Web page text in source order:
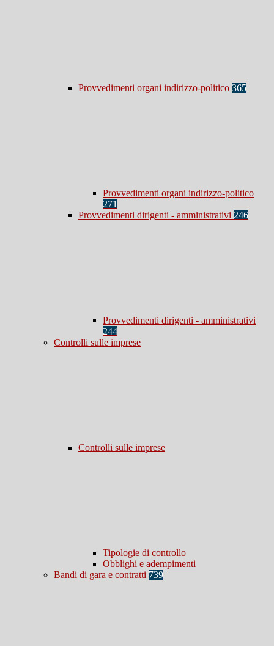
Provvedimenti organi indirizzo-politico 365
Provvedimenti organi indirizzo-politico
271
Provvedimenti dirigenti - amministrativi 246
Provvedimenti dirigenti - amministrativi
244
Controlli sulle imprese
Controlli sulle imprese
Tipologie di controllo
Obblighi e adempimenti
Bandi di gara e contratti 739